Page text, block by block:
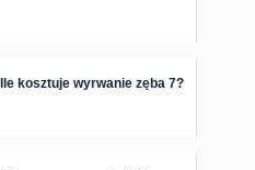
Ile kosztuje wyrwanie zęba 7?